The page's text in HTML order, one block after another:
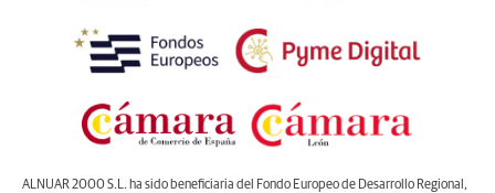
ALNUAR 2000 S.L. ha sido beneficiaria del Fondo Europeo de Desarrollo Regional,